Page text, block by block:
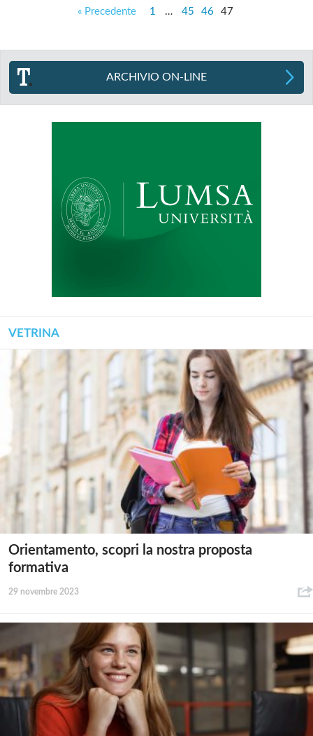
« Precedente 1 … 45 46 47
ARCHIVIO ON-LINE
VETRINA
Orientamento, scopri la nostra proposta
formativa
29 novembre 2023